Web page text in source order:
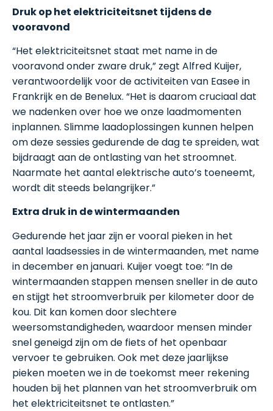
Druk op het elektriciteitsnet tijdens de
vooravond
“Het elektriciteitsnet staat met name in de
vooravond onder zware druk,” zegt Alfred Kuijer,
verantwoordelijk voor de activiteiten van Easee in
Frankrijk en de Benelux. “Het is daarom cruciaal dat
we nadenken over hoe we onze laadmomenten
inplannen. Slimme laadoplossingen kunnen helpen
om deze sessies gedurende de dag te spreiden, wat
bijdraagt aan de ontlasting van het stroomnet.
Naarmate het aantal elektrische auto’s toeneemt,
wordt dit steeds belangrijker.”
Extra druk in de wintermaanden
Gedurende het jaar zijn er vooral pieken in het
aantal laadsessies in de wintermaanden, met name
in december en januari. Kuijer voegt toe: “In de
wintermaanden stappen mensen sneller in de auto
en stijgt het stroomverbruik per kilometer door de
kou. Dit kan komen door slechtere
weersomstandigheden, waardoor mensen minder
snel geneigd zijn om de fiets of het openbaar
vervoer te gebruiken. Ook met deze jaarlijkse
pieken moeten we in de toekomst meer rekening
houden bij het plannen van het stroomverbruik om
het elektriciteitsnet te ontlasten.”